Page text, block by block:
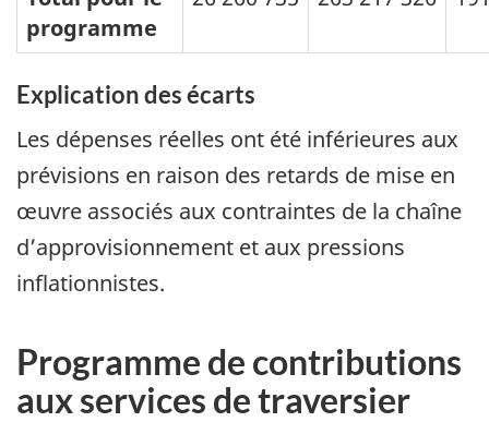
programme
Explication des écarts
Les dépenses réelles ont été inférieures aux
prévisions en raison des retards de mise en
œuvre associés aux contraintes de la chaîne
d’approvisionnement et aux pressions
inflationnistes.
Programme de contributions
aux services de traversier